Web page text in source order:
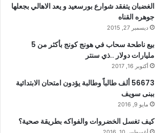
الغضبان يتفقد شوارع بورسعيد و يعد الاهالي بجعلها
جوهره القناه
ديسمبر 27, 2015
بيع ناطحة سحاب في هونج كونج بأكثر من 5
مليارات دولار ..ذي سنتر
أكتوبر 16, 2017
56673 ألف طالباً وطالبة يؤدون امتحان الابتدائية
ببنى سويف
مايو 9, 2016
كيف تغسل الخضروات والفواكه بطريقة صحية؟